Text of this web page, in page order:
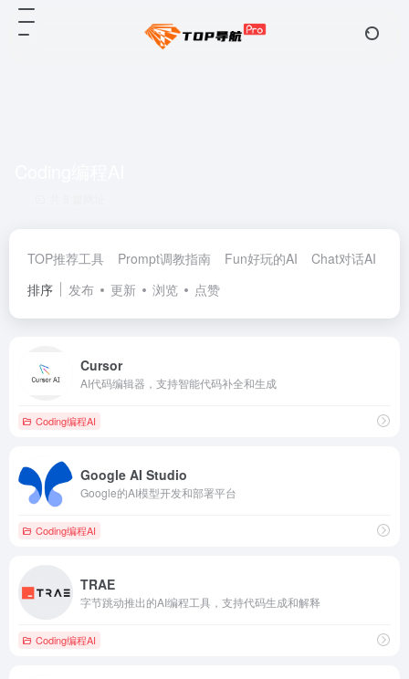
TOP推荐工具 Prompt调教指南 Fun好玩的AI Chat对话AI
排序
发布 更新 浏览 点赞
Cursor
AI代码编辑器，支持智能代码补全和生成
Coding编程AI
Google AI Studio
Google的AI模型开发和部署平台
Coding编程AI
TRAE
字节跳动推出的AI编程工具，支持代码生成和解释
Coding编程AI